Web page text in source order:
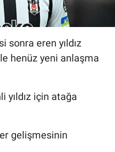
sonra eren yıldız
henüz yeni anlaşma
yıldız için atağa
gelişmesinin